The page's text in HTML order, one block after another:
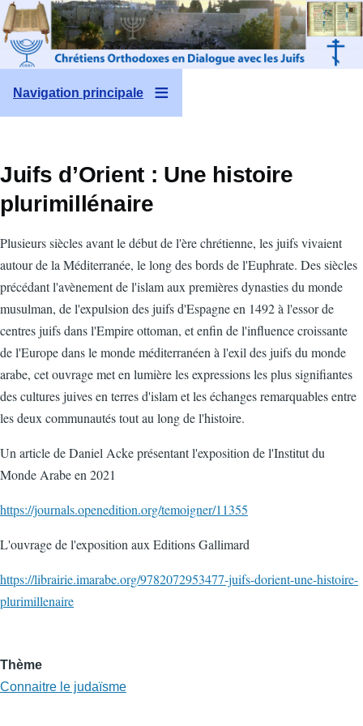
Aller au contenu principal
Navigation principale
Juifs d’Orient : Une histoire
plurimillénaire
Plusieurs siècles avant le début de l'ère chrétienne, les juifs vivaient
autour de la Méditerranée, le long des bords de l'Euphrate. Des siècles
précédant l'avènement de l'islam aux premières dynasties du monde
musulman, de l'expulsion des juifs d'Espagne en 1492 à l'essor de
centres juifs dans l'Empire ottoman, et enfin de l'influence croissante
de l'Europe dans le monde méditerranéen à l'exil des juifs du monde
arabe, cet ouvrage met en lumière les expressions les plus signifiantes
des cultures juives en terres d'islam et les échanges remarquables entre
les deux communautés tout au long de l'histoire.
Un article de Daniel Acke présentant l'exposition de l'Institut du
Monde Arabe en 2021
https://journals.openedition.org/temoigner/11355
L'ouvrage de l'exposition aux Editions Gallimard
https://librairie.imarabe.org/9782072953477-juifs-dorient-une-histoire-
plurimillenaire
Thème
Connaitre le judaïsme